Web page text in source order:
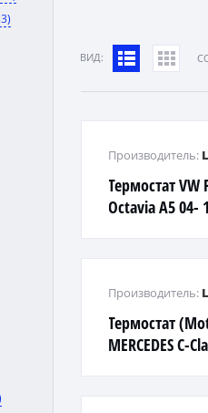
ВИД:
Термостат VW
Octavia A5 04-
Производитель:
Термостат
MERCEDES C-
Производитель: